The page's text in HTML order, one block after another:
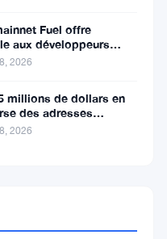
Fuel offre
aux développeurs
2026
millions de dollars en
des adresses
2026